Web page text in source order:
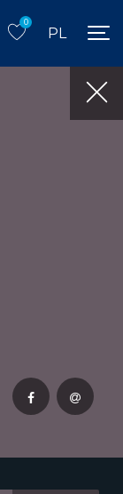
0
PL